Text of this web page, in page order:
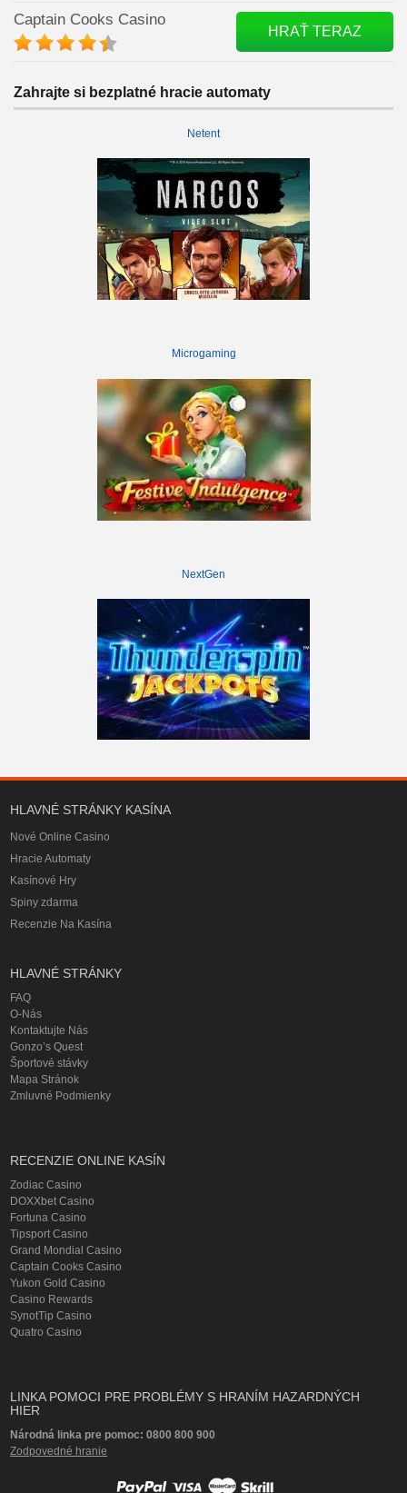
Captain Cooks Casino
HRAŤ TERAZ
Zahrajte si bezplatné hracie automaty
Netent
Microgaming
NextGen
HLAVNÉ STRÁNKY KASÍNA
Nové Online Casino
Hracie Automaty
Kasínové Hry
Spiny zdarma
Recenzie Na Kasína
HLAVNÉ STRÁNKY
FAQ
O-Nás
Kontaktujte Nás
Gonzo’s Quest
Športové stávky
Mapa Stránok
Zmluvné Podmienky
RECENZIE ONLINE KASÍN
Zodiac Casino
DOXXbet Casino
Fortuna Casino
Tipsport Casino
Grand Mondial Casino
Captain Cooks Casino
Yukon Gold Casino
Casino Rewards
SynotTip Casino
Quatro Casino
LINKA POMOCI PRE PROBLÉMY S HRANÍM HAZARDNÝCH
HIER
Národná linka pre pomoc: 0800 800 900
Zodpovedné hranie